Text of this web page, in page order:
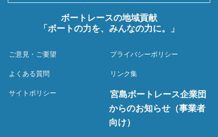
ボートレースの地域貢献
「ボートの力を、みんなの力に。」
ご意見・ご要望
よくある質問
サイトポリシー
プライバシーポリシー
リンク集
宮島ボートレース企業団
からのお知らせ（事業者
向け）